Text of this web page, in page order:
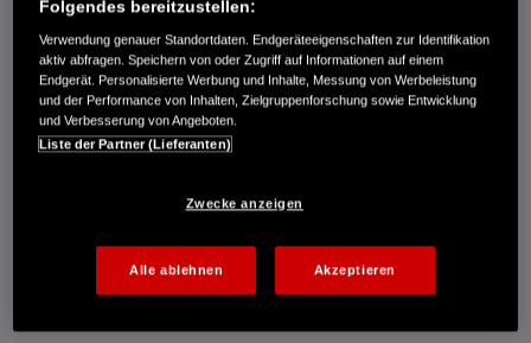
Händlerbestand anzeigen
Dealer Website anzeigen
Händler kontaktieren
FAVORITEN
Folgendes bereitzustellen:
Verwendung genauer Standortdaten. Endgeräteeigenschaften zur Identifikation
aktiv abfragen. Speichern von oder Zugriff auf Informationen auf einem
Endgerät. Personalisierte Werbung und Inhalte, Messung von Werbeleistung
und der Performance von Inhalten, Zielgruppenforschung sowie Entwicklung
und Verbesserung von Angeboten.
Liste der Partner (Lieferanten)
Zwecke anzeigen
Alle ablehnen Akzeptieren